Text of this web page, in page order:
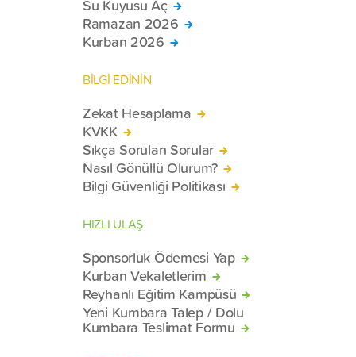
Su Kuyusu Aç
Ramazan 2026
Kurban 2026
BİLGİ EDİNİN
Zekat Hesaplama
KVKK
Sıkça Sorulan Sorular
Nasıl Gönüllü Olurum?
Bilgi Güvenliği Politikası
HIZLI ULAŞ
Sponsorluk Ödemesi Yap
Kurban Vekaletlerim
Reyhanlı Eğitim Kampüsü
Yeni Kumbara Talep / Dolu
Kumbara Teslimat Formu